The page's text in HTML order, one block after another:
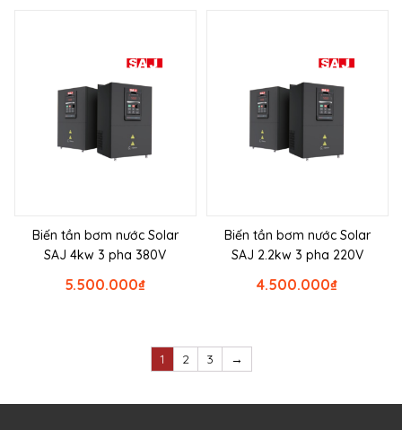
Biến tần bơm nước Solar
SAJ 4kw 3 pha 380V
₫
5.500.000
Biến tần bơm nước Solar
SAJ 2.2kw 3 pha 220V
₫
4.500.000
1 2 3 →